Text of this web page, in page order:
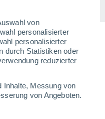
von
personalisierter
personalisierter
durch Statistiken oder
reduzierter
Inhalte, Messung von
von Angeboten.